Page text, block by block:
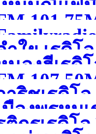
หมมณีแฟมิ
ศรีธรรมร
นครศรีอยุ
ำใย เรดิโ
นองฮีเรดิ
าริชเรดิโ
มืองพรหม
ติกรเรดิโ